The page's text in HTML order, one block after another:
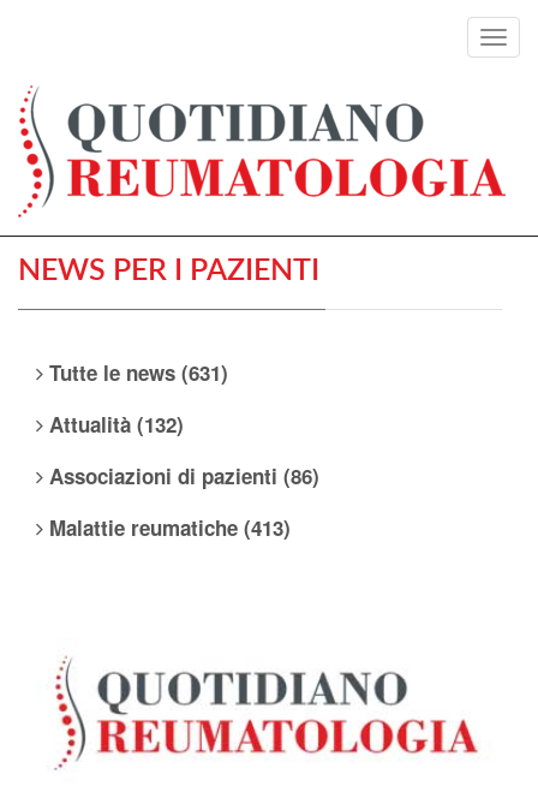
NEWS PER I PAZIENTI
Tutte le news (631)
Attualità (132)
Associazioni di pazienti (86)
Malattie reumatiche (413)